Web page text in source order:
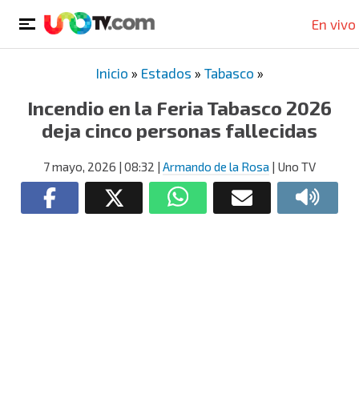
En vivo
Inicio » Estados » Tabasco »
Incendio en la Feria Tabasco 2026
deja cinco personas fallecidas
7 mayo, 2026 | 08:32 | Armando de la Rosa | Uno TV